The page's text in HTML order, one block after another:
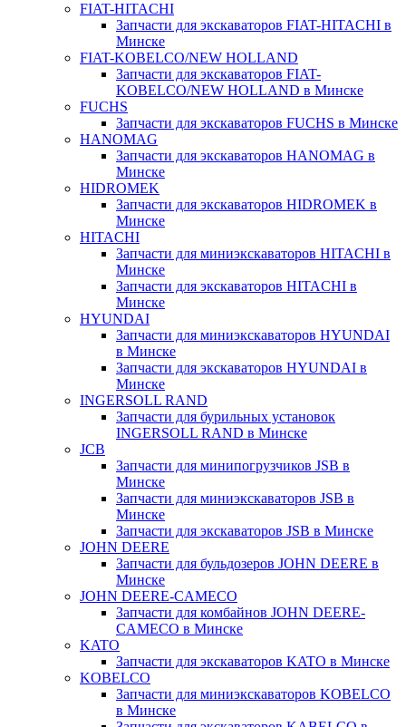
FIAT-HITACHI
Запчасти для экскаваторов FIAT-HITACHI в
Минске
FIAT-KOBELCO/NEW HOLLAND
Запчасти для экскаваторов FIAT-
KOBELCO/NEW HOLLAND в Минске
FUCHS
Запчасти для экскаваторов FUCHS в Минске
HANOMAG
Запчасти для экскаваторов HANOMAG в
Минске
HIDROMEK
Запчасти для экскаваторов HIDROMEK в
Минске
HITACHI
Запчасти для миниэкскаваторов HITACHI в
Минске
Запчасти для экскаваторов HITACHI в
Минске
HYUNDAI
Запчасти для миниэкскаваторов HYUNDAI
в Минске
Запчасти для экскаваторов HYUNDAI в
Минске
INGERSOLL RAND
Запчасти для бурильных установок
INGERSOLL RAND в Минске
JCB
Запчасти для минипогрузчиков JSB в
Минске
Запчасти для миниэкскаваторов JSB в
Минске
Запчасти для экскаваторов JSB в Минске
JOHN DEERE
Запчасти для бульдозеров JOHN DEERE в
Минске
JOHN DEERE-CAMECO
Запчасти для комбайнов JOHN DEERE-
CAMECO в Минске
KATO
Запчасти для экскаваторов KATO в Минске
KOBELCO
Запчасти для миниэкскаваторов KOBELCO
в Минске